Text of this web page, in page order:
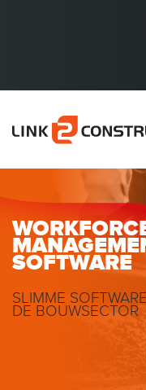
SOFTWARE
SLIMME
DE BOUWSECTOR